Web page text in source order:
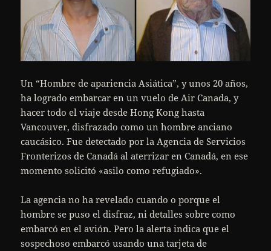
Un “Hombre de apariencia Asiática”, y unos 20 años,
ha logrado embarcar en un vuelo de Air Canada, y
hacer todo el viaje desde Hong Kong hasta
Vancouver, disfrazado como un hombre anciano
caucásico. Fue detectado por la Agencia de Servicios
Fronterizos de Canadá al aterrizar en Canadá, en ese
momento solicitó «asilo como refugiado».
La agencia no ha revelado cuando o porque el
hombre se puso el disfraz, ni detalles sobre como
embarcó en el avión. Pero la alerta indica que el
sospechoso embarcó usando una tarjeta de